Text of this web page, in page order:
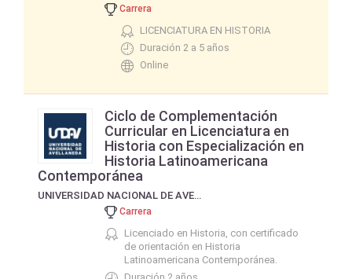
Carrera
LICENCIATURA EN HISTORIA
Duración 2 a 5 años
Online
Ciclo de Complementación
Curricular en Licenciatura en
Historia con Especialización en
Historia Latinoamericana
Contemporánea
UNIVERSIDAD NACIONAL DE AVELLANEDA UNDAV
Carrera
Licenciado en Historia, con certificado
de orientación en Historia
Latinoamericana Contemporánea.